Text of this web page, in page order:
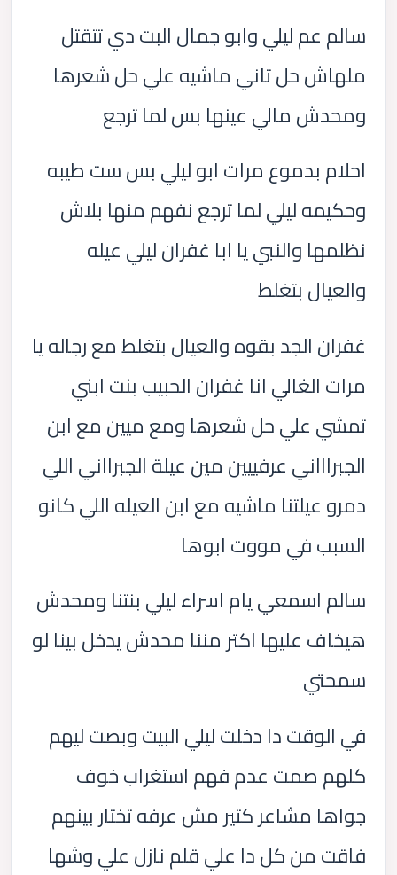
سالم عم ليلي وابو جمال البت دي تتقتل
ملهاش حل تاني ماشيه علي حل شعرها
ومحدش مالي عينها بس لما ترجع
احلام بدموع مرات ابو ليلي بس ست طيبه
وحكيمه ليلي لما ترجع نفهم منها بلاش
نظلمها والنبي يا ابا غفران ليلي عيله
والعيال بتغلط
غفران الجد بقوه والعيال بتغلط مع رجاله يا
مرات الغالي انا غفران الحبيب بنت ابني
تمشي علي حل شعرها ومع ميين مع ابن
الجبراااني عرفييين مين عيلة الجبرااني اللي
دمرو عيلتنا ماشيه مع ابن العيله اللي كانو
السبب في مووت ابوها
سالم اسمعي يام اسراء ليلي بنتنا ومحدش
هيخاف عليها اكتر مننا محدش يدخل بينا لو
سمحتي
في الوقت دا دخلت ليلي البيت وبصت ليهم
كلهم صمت عدم فهم استغراب خوف
جواها مشاعر كتير مش عرفه تختار بينهم
فاقت من كل دا علي قلم نازل علي وشها